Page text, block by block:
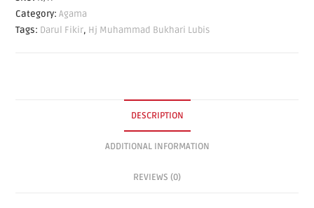
Category:Agama
Tags: Darul Fikir, Hj Muhammad Bukhari Lubis
DESCRIPTION
ADDITIONAL INFORMATION
REVIEWS (0)